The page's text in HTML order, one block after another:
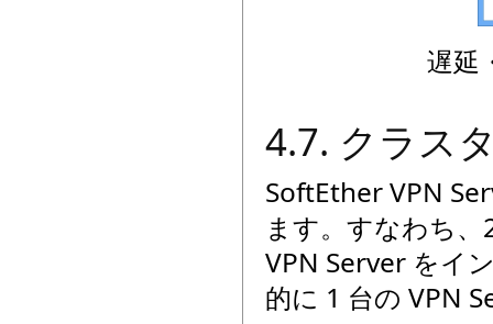
遅延
4.7. クラス
SoftEther VPN
ます。すなわち
VPN Server をイ
的に 1 台の VPN